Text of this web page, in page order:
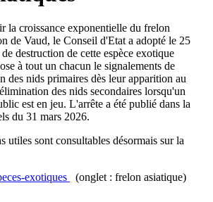
la croissance exponentielle du frelon
de Vaud, le Conseil d'Etat a adopté le 25
destruction de cette espèce exotique
à tout un chacun le signalements de
des nids primaires dès leur apparition au
des nids secondaires lorsqu'un
est en jeu. L'arrête a été publié dans la
du 31 mars 2026.
utiles sont consultables désormais sur la
exotiques
(onglet : frelon asiatique)